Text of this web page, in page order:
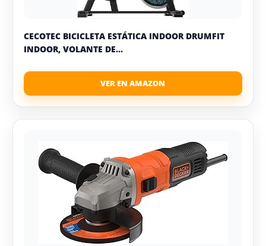
CECOTEC BICICLETA ESTÁTICA INDOOR DRUMFIT
INDOOR, VOLANTE DE...